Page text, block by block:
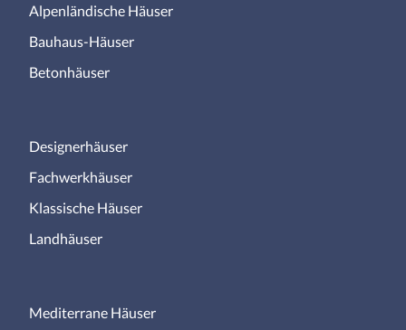
Alpenländische Häuser
Bauhaus-Häuser
Betonhäuser
Designerhäuser
Fachwerkhäuser
Klassische Häuser
Landhäuser
Mediterrane Häuser